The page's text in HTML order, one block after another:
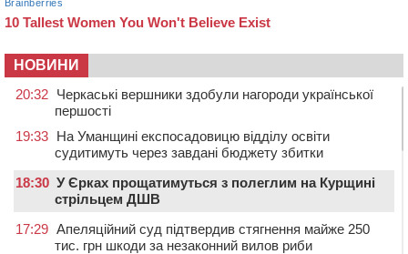
НОВИНИ
20:32 Черкаські вершники здобули нагороди української
першості
19:33 На Уманщині експосадовицю відділу освіти
судитимуть через завдані бюджету збитки
18:30 У Єрках прощатимуться з полеглим на Курщині
стрільцем ДШВ
17:29 Апеляційний суд підтвердив стягнення майже 250
тис. грн шкоди за незаконний вилов риби